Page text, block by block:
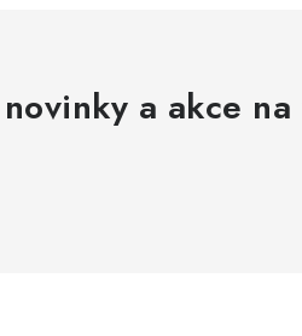
a akce na